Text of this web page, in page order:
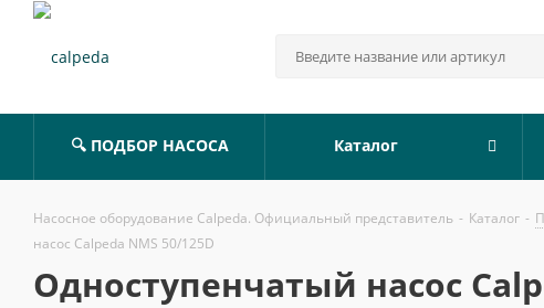
🔍 ПОДБОР НАСОСА Каталог
Насосное оборудование Calpeda. Официальный представитель - Каталог -
насос Calpeda NMS 50/125D
Одноступенчатый насос